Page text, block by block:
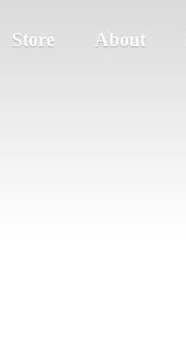
Store About